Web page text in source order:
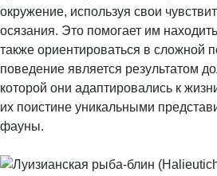
окружение, используя свои
осязания. Это помогает им
также ориентироваться в сложной
поведение является результатом
которой они адаптировались к
их поистине уникальными
фауны.